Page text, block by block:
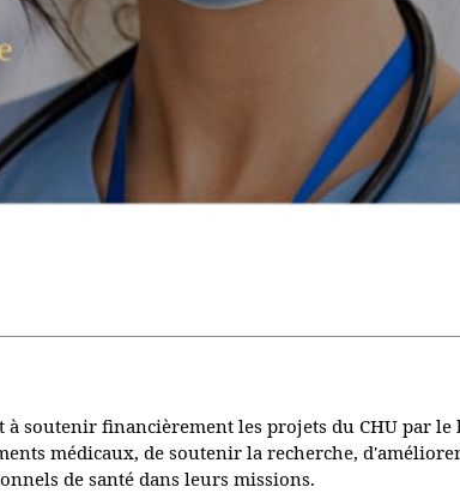
soutenir financièrement les projets du CHU par le
médicaux, de soutenir la recherche,
de santé dans leurs missions.